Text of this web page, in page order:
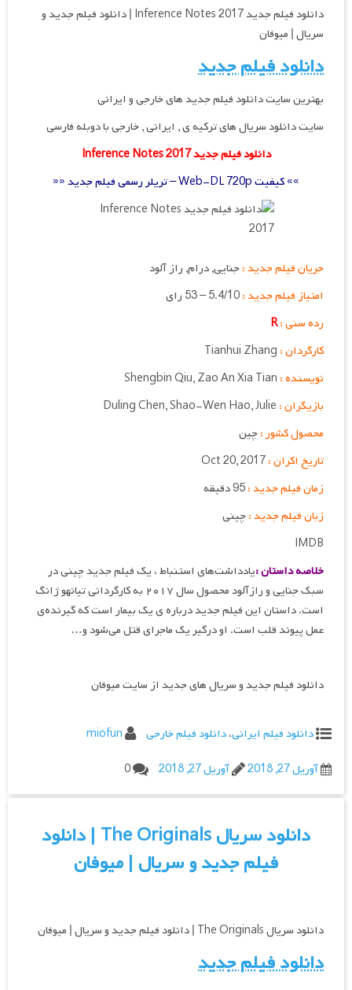
دانلود فیلم جدید Inference Notes 2017 | دانلود فیلم جدید و
سریال | میوفان
دانلود فیلم جدید
بهترین سایت دانلود فیلم جدید های خارجی و ایرانی
سایت دانلود سریال های ترکیه ی , ایرانی , خارجی با دوبله فارسی
دانلود فیلم جدید Inference Notes 2017
»» کیفیت Web-DL 720p – تریلر رسمی فیلم جدید ««
جریان فیلم جدید : جنایی, درام, راز آلود
امتیاز فیلم جدید :
رده سنی :R
کارگردان :
نویسنده :
Shengbin Qiu,Zao An Xia Tian
بازیگران :
محصول کشور : چین
تاریخ اکران :
زمان فیلم جدید :
زبان فیلم جدید : چینی
IMDB
خلاصه داستان :یادداشت‌های استنباط ، یک فیلم جدید چینی در
سبک جنایی و رازآلود محصول سال ۲۰۱۷ به کارگردانی تیانهو ژانگ
است. داستان این فیلم جدید درباره ی یک بیمار است که گیرنده‌ی
عمل پیوند قلب است. او درگیر یک ماجرای قتل می‌شود و…
دانلود فیلم جدید و سریال های جدید از سایت میوفان
دانلود فیلم ایرانی،دانلود فیلم خارجی
miofun
آوریل 27, 2018
آوریل 27, 2018 0
دانلود سریال The Originals | دانلود
فیلم جدید و سریال | میوفان
دانلود سریال The Originals | دانلود فیلم جدید و سریال | میوفان
دانلود فیلم جدید